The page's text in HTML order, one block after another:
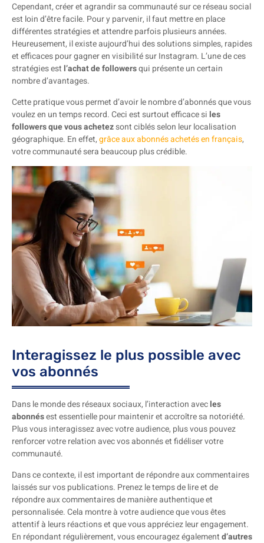
Cependant, créer et agrandir sa communauté sur ce réseau social
est loin d’être facile. Pour y parvenir, il faut mettre en place
différentes stratégies et attendre parfois plusieurs années.
Heureusement, il existe aujourd’hui des solutions simples, rapides
et efficaces pour gagner en visibilité sur Instagram. L’une de ces
stratégies est l’achat de followersqui présente un certain
nombre d’avantages.
Cette pratique vous permet d’avoir le nombre d’abonnés que vous
voulez en un temps record. Ceci est surtout efficace si les
followers que vous achetezsont ciblés selon leur localisation
géographique. En effet,grâce aux abonnés achetés en français,
votre communauté sera beaucoup plus crédible.
Interagissez le plus possible avec
vos abonnés
Dans le monde des réseaux sociaux, l’interaction avecles
abonnésest essentielle pour maintenir et accroître sa notoriété.
Plus vous interagissez avec votre audience, plus vous pouvez
renforcer votre relation avec vos abonnés et fidéliser votre
communauté.
Dans ce contexte, il est important de répondre aux commentaires
laissés sur vos publications. Prenez le temps de lire et de
répondre aux commentaires de manière authentique et
personnalisée. Cela montre à votre audience que vous êtes
attentif à leurs réactions et que vous appréciez leur engagement.
En répondant régulièrement, vous encouragez égalementd’autres